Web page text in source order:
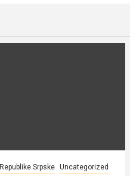
Srpske Uncategorized